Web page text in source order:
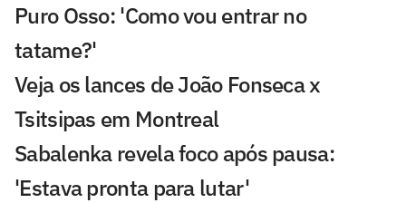
Puro Osso: 'Como vou entrar no
tatame?'
Veja os lances de João Fonseca x
Tsitsipas em Montreal
Sabalenka revela foco após pausa:
'Estava pronta para lutar'